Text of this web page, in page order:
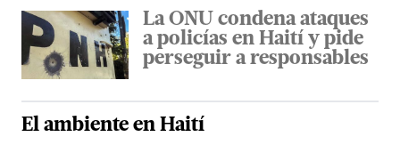
La ONU condena ataques
a policías en Haití y pide
perseguir a responsables
El ambiente en Haití